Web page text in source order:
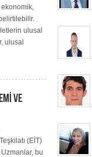
ekonomik,
ulusal
ulusal
VE
(EİT)
bu